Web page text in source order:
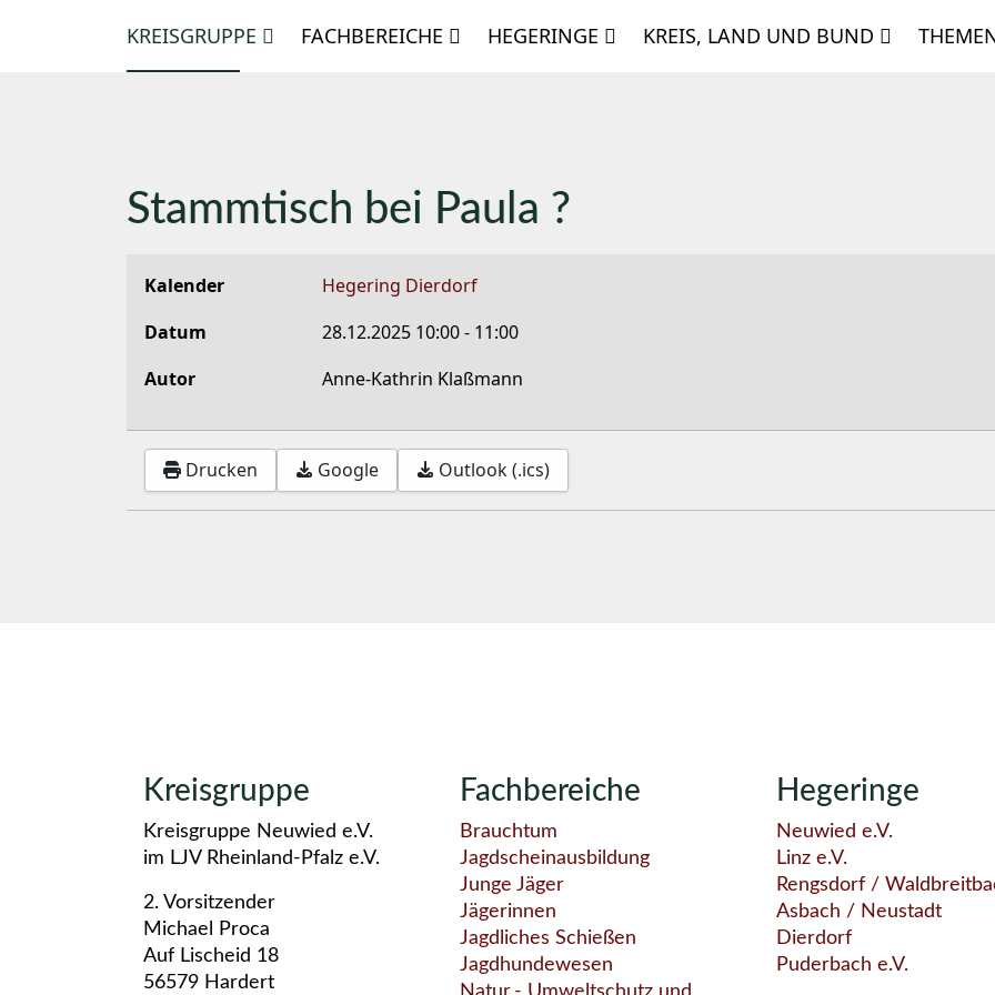
KREISGRUPPE FACHBEREICHE HEGERINGE KREIS, LAND UND BUND
Stammtisch bei Paula ?
Kalender
Hegering Dierdorf
Datum
28.12.2025 10:00- 11:00
Autor
Anne-Kathrin Klaßmann
Drucken Google Outlook (.ics)
Kreisgruppe
Kreisgruppe Neuwied e.V.
im LJV Rheinland-Pfalz e.V.
2. Vorsitzender
Michael Proca
Auf Lischeid 18
56579 Hardert
Fachbereiche
Brauchtum
Jagdscheinausbildung
Junge Jäger
Jägerinnen
Jagdliches Schießen
Jagdhundewesen
Hegeringe
Neuwied e.V.
Linz e.V.
Rengsdorf /
Asbach / Neustadt
Dierdorf
Puderbach e.V.